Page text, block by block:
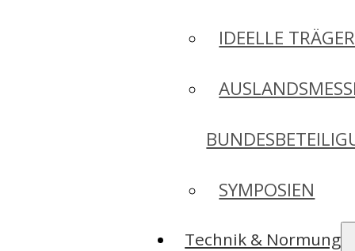
IDEELLE
SYMPOSIEN
Technik & Normung